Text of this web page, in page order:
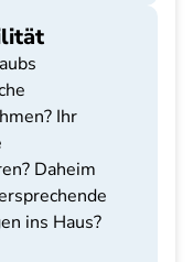
Ihr
Daheim
ins Haus?